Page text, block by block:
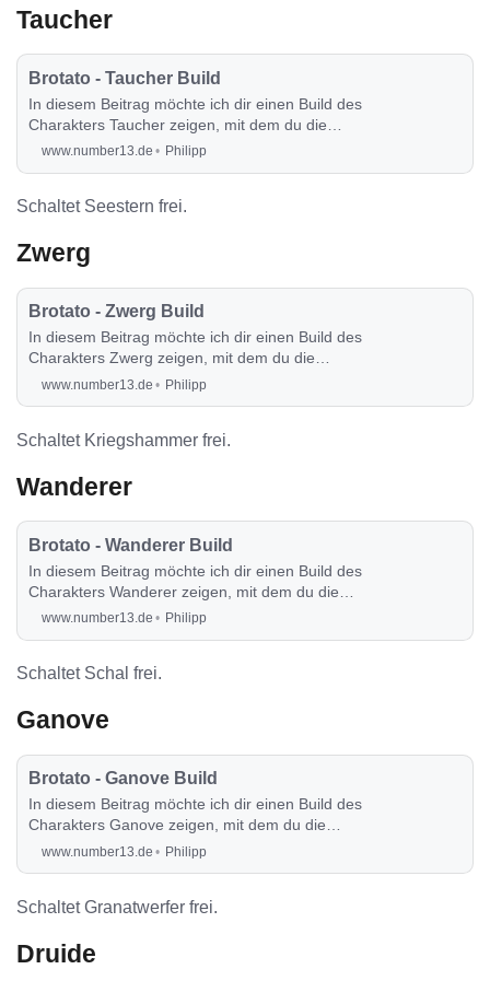
Taucher
Brotato - Taucher Build
In diesem Beitrag möchte ich dir einen Build des
Charakters Taucher zeigen, mit dem du die
Runde auch sehr angenehm durchspielen
www.number13.de Philipp
Schaltet Seestern frei.
Zwerg
Brotato - Zwerg Build
In diesem Beitrag möchte ich dir einen Build des
Charakters Zwerg zeigen, mit dem du die
Runde auch sehr angenehm durchspielen
www.number13.de Philipp
Schaltet Kriegshammer frei.
Wanderer
Brotato - Wanderer Build
In diesem Beitrag möchte ich dir einen Build des
Charakters Wanderer zeigen, mit dem du die
Runde auch sehr angenehm durchspielen
www.number13.de Philipp
Schaltet Schal frei.
Ganove
Brotato - Ganove Build
In diesem Beitrag möchte ich dir einen Build des
Charakters Ganove zeigen, mit dem du die
Runde auch sehr angenehm durchspielen
www.number13.de Philipp
Schaltet Granatwerfer frei.
Druide